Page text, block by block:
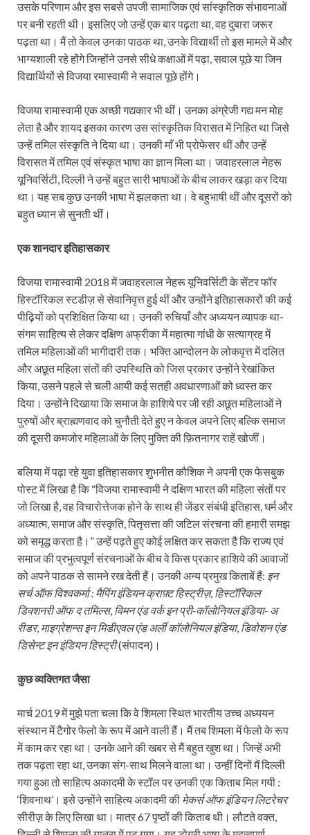
उसके परिणाम और इस सबसे उपजी सामाजिक एवं सांस्कृतिक संभावनाओं
पर बनी रहती थी। इसलिए जो उन्हें एक बार पढ़ता था, वह दुबारा जरूर
पढ़ता था। मैं तो केवल उनका पाठक था, उनके विद्यार्थी तो इस मामले में और
भाग्यशाली रहे होंगे जिन्होंने उनसे सीधे कक्षाओं में पढ़ा, सवाल पूछे या जिन
विद्यार्थियों से विजया रमास्वामी ने सवाल पूछे होंगे।
विजया रामास्वामी एक अच्छी गद्यकार भी थीं। उनका अंग्रेजी गद्य मन मोह
लेता है और शायद इसका कारण उस सांस्कृतिक विरासत में निहित था जिसे
उन्हें तमिल संस्कृति ने दिया था। उनकी माँ भी प्रोफेसर थीं और उन्हें
विरासत में तमिल एवं संस्कृत भाषा का ज्ञान मिला था। जवाहरलाल नेहरू
यूनिवर्सिटी, दिल्ली ने उन्हें बहुत सारी भाषाओं के बीच लाकर खड़ा कर दिया
था। यह सब कुछ उनकी भाषा में झलकता था। वे बहुभाषी थीं और दूसरों को
बहुत ध्यान से सुनती थीं।
एक शानदार इतिहासकार
विजया रामास्वामी 2018 में जवाहरलाल नेहरू यूनिवर्सिटी के सेंटर फॉर
हिस्टॉरिकल स्टडीज़ से सेवानिवृत्त हुई थीं और उन्होंने इतिहासकारों की कई
पीढ़ियों को प्रशिक्षित किया था। उनकी रुचियाँ और अध्ययन व्यापक था-
संगम साहित्य से लेकर दक्षिण अफ्रीका में महात्मा गांधी के सत्याग्रह में
तमिल महिलाओं की भागीदारी तक। भक्ति आन्दोलन के लोकवृत्त में दलित
और अछूत महिला संतों की उपस्थिति को जिस प्रकार उन्होंने रेखांकित
किया, उसने पहले से चली आयी कई सतही अवधारणाओं को ध्वस्त कर
दिया। उन्होंने दिखाया कि समाज के हाशिये पर जी रही अछूत महिलाओं ने
पुरुषों और ब्राह्मणवाद को चुनौती देते हुए न केवल अपने लिए बल्कि समाज
की दूसरी कमजोर महिलाओं के लिए मुक्ति की फ़ितनागर राहें खोजीं।
बलिया में पढ़ा रहे युवा इतिहासकार शुभनीत कौशिक ने अपनी एक फेसबुक
पोस्ट में लिखा है कि “विजया रामास्वामी ने दक्षिण भारत की महिला संतों पर
जो लिखा है, वह विचारोत्तेजक होने के साथ ही जेंडर संबंधी इतिहास, धर्म और
अध्यात्म, समाज और संस्कृति, पितृसत्ता की जटिल संरचना की हमारी समझ
को समृद्ध करता है।” उन्हें पढ़ते हुए कोई लक्षित कर सकता है कि राज्य एवं
समाज की प्रभुत्वपूर्ण संरचनाओं के बीच वे किस प्रकार हाशिये की आवाजों
को अपने पाठक से सामने रख देती हैं। उनकी अन्य प्रमुख किताबें हैं: इन
सर्च ऑफ विश्वकर्मा : मैपिंग इंडियन क्राफ़्ट हिस्ट्रीज़, हिस्टॉरिकल
डिक्शनरी ऑफ द तमिल्स, विमन एंड वर्क इन प्री-कॉलोनियल इंडिया- अ
रीडर, माइग्रेशन्स इन मिडीएवल एंड अर्ली कॉलोनियल इंडिया, डिवोशन एंड
डिसेन्ट इन इंडियन हिस्ट्री(संपादन)।
कुछ व्यक्तिगत जैसा
मार्च 2019 में मुझे पता चला कि वे शिमला स्थित भारतीय उच्च अध्ययन
संस्थान में टैगोर फेलो के रूप में आने वाली हैं। मैं तब शिमला में फेलो के रूप
में काम कर रहा था। उनके आने की खबर से मैं बहुत खुश था। जिन्हें अभी
तक पढ़ता रहा था, उनका संग-साथ मिलने वाला था। उन्हीं दिनों मैं दिल्ली
गया हुआ तो साहित्य अकादमी के स्टॉल पर उनकी एक किताब मिल गयी :
‘शिवनाथ’। इसे उन्होंने साहित्य अकादमी की मेकर्स ऑफ इंडियन लिटरेचर
सीरीज़ के लिए लिखा था। मात्र 67 पृष्ठों की किताब थी। लौटते वक्त,